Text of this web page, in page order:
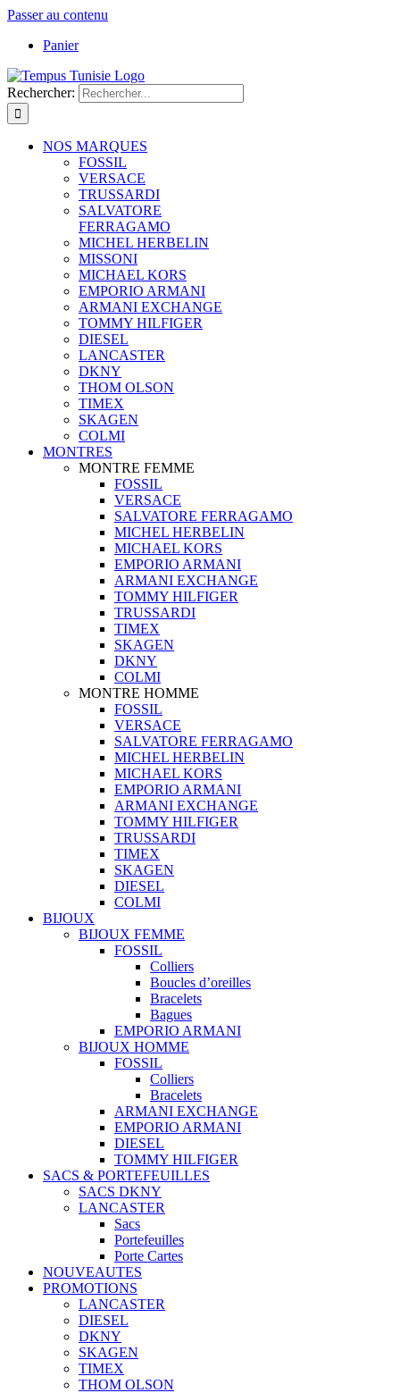
Passer au contenu
Panier
Rechercher:
NOS MARQUES
FOSSIL
VERSACE
TRUSSARDI
SALVATORE
FERRAGAMO
MICHEL HERBELIN
MISSONI
MICHAEL KORS
EMPORIO ARMANI
ARMANI EXCHANGE
TOMMY HILFIGER
DIESEL
LANCASTER
DKNY
THOM OLSON
TIMEX
SKAGEN
COLMI
MONTRES
MONTRE FEMME
FOSSIL
VERSACE
SALVATORE FERRAGAMO
MICHEL HERBELIN
MICHAEL KORS
EMPORIO ARMANI
ARMANI EXCHANGE
TOMMY HILFIGER
TRUSSARDI
TIMEX
SKAGEN
DKNY
COLMI
MONTRE HOMME
FOSSIL
VERSACE
SALVATORE FERRAGAMO
MICHEL HERBELIN
MICHAEL KORS
EMPORIO ARMANI
ARMANI EXCHANGE
TOMMY HILFIGER
TRUSSARDI
TIMEX
SKAGEN
DIESEL
COLMI
BIJOUX
BIJOUX FEMME
FOSSIL
Colliers
Boucles d’oreilles
Bracelets
Bagues
EMPORIO ARMANI
BIJOUX HOMME
FOSSIL
Colliers
Bracelets
ARMANI EXCHANGE
EMPORIO ARMANI
DIESEL
TOMMY HILFIGER
SACS & PORTEFEUILLES
SACS DKNY
LANCASTER
Sacs
Portefeuilles
Porte Cartes
NOUVEAUTES
PROMOTIONS
LANCASTER
DIESEL
DKNY
SKAGEN
TIMEX
THOM OLSON